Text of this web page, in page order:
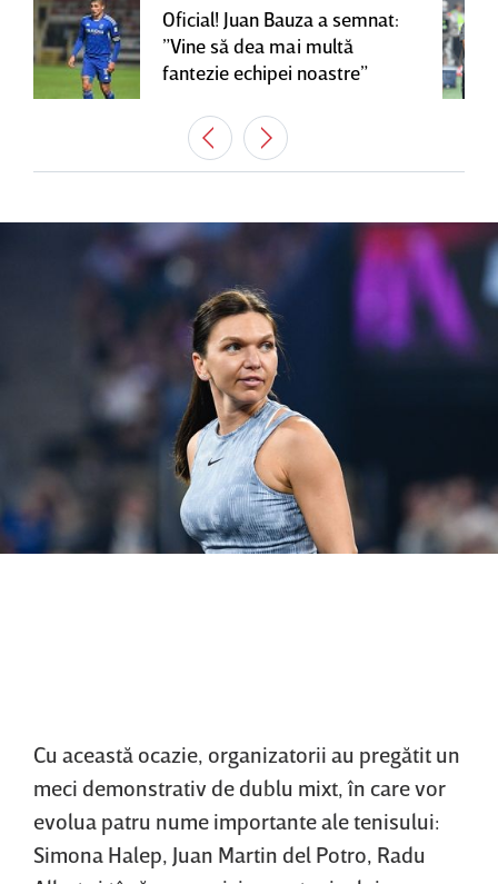
Oficial! Juan Bauza a semnat:
”Vine să dea mai multă
fantezie echipei noastre”
Cu această ocazie, organizatorii au pregătit un
meci demonstrativ de dublu mixt, în care vor
evolua patru nume importante ale tenisului:
Simona Halep, Juan Martin del Potro, Radu